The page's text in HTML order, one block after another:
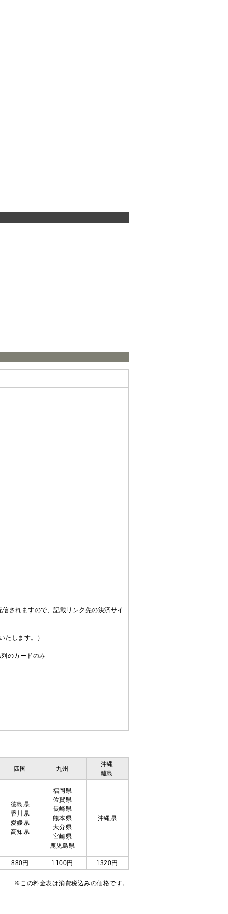
されますので、記載リンク先の決済サイ
たします。）
のカードのみ
四国 九州
沖縄
離島
徳島県
香川県
愛媛県
高知県
福岡県
佐賀県
長崎県
熊本県
大分県
宮崎県
鹿児島県
沖縄県
880円 1100円 1320円
※この料金表は消費税込みの価格です。